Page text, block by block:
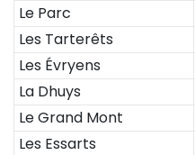
Le Parc
Les Tarterêts
Les Évryens
La Dhuys
Le Grand Mont
Les Essarts